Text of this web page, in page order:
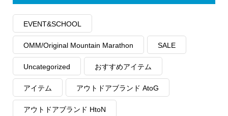
EVENT&SCHOOL
OMM/Original Mountain Marathon SALE
Uncategorized おすすめアイテム
アイテム アウトドアブランド AtoG
アウトドアブランド HtoN